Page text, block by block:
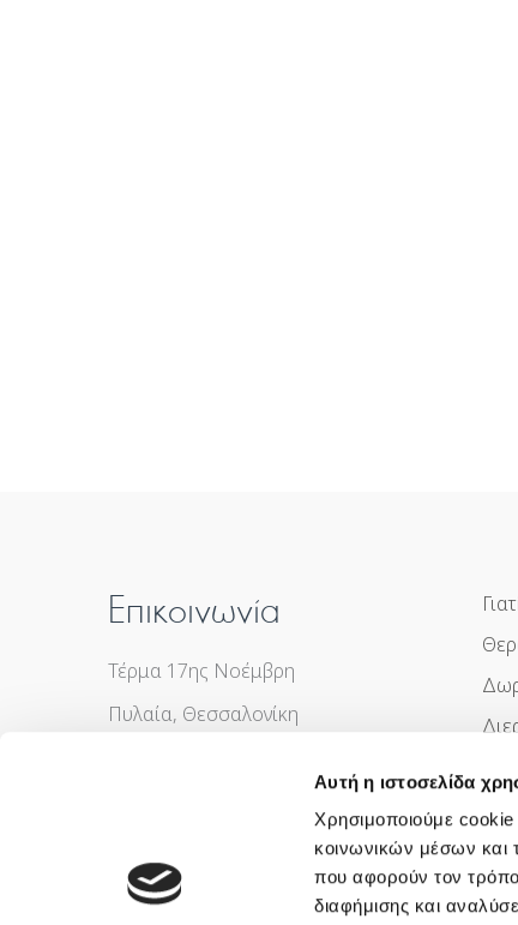
Αυτή η ιστοσελίδα
Χρησιμοποιούμε cookie
κοινωνικών μέσων και
που αφορούν τον τρόπο
διαφήμισης και
Επικοινωνία
Τέρμα 17ης Νοέμβρη
Πυλαία, Θεσσαλονίκη